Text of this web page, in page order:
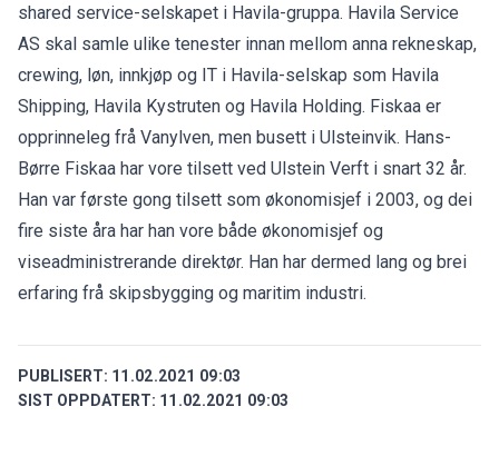
shared service-selskapet i Havila-gruppa. Havila Service
AS skal samle ulike tenester innan mellom anna rekneskap,
crewing, løn, innkjøp og IT i Havila-selskap som Havila
Shipping, Havila Kystruten og Havila Holding. Fiskaa er
opprinneleg frå Vanylven, men busett i Ulsteinvik. Hans-
Børre Fiskaa har vore tilsett ved Ulstein Verft i snart 32 år.
Han var første gong tilsett som økonomisjef i 2003, og dei
fire siste åra har han vore både økonomisjef og
viseadministrerande direktør. Han har dermed lang og brei
erfaring frå skipsbygging og maritim industri.
PUBLISERT: 11.02.2021 09:03
SIST OPPDATERT: 11.02.2021 09:03